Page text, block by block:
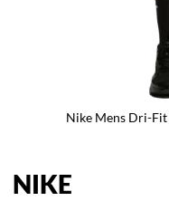
Nike Mens Dri-
NIKE